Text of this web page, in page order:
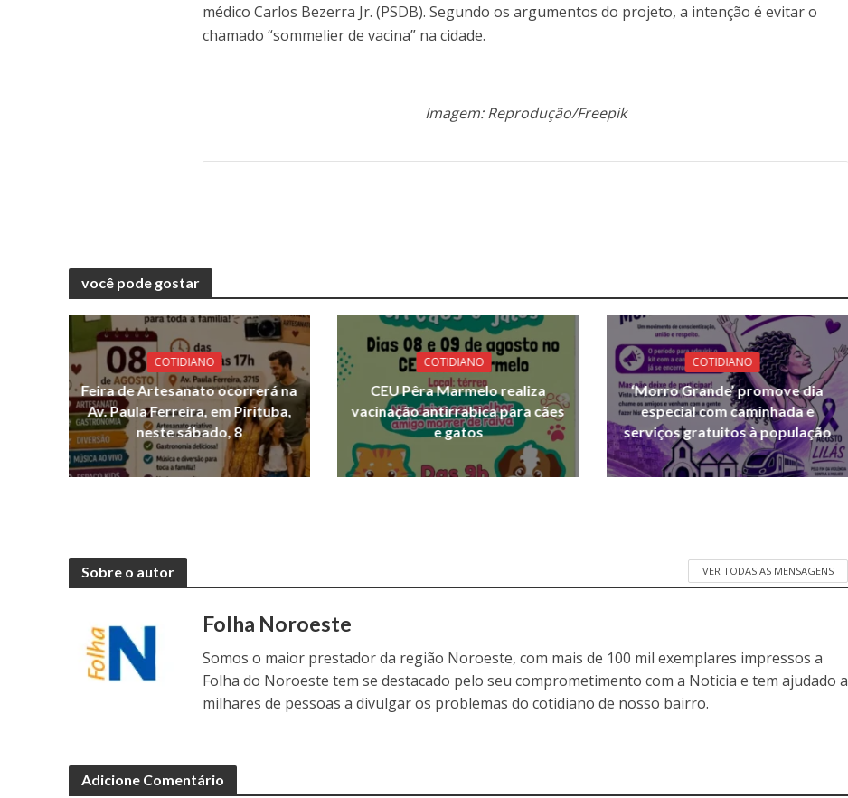
médico Carlos Bezerra Jr. (PSDB). Segundo os argumentos do projeto, a intenção é evitar o
chamado “sommelier de vacina” na cidade.
Imagem: Reprodução/Freepik
você pode gostar
COTIDIANO
Feira de Artesanato ocorrerá na
Av. Paula Ferreira, em Pirituba,
neste sábado, 8
COTIDIANO
CEU Pêra Marmelo realiza
vacinação antirrabica para cães
e gatos
COTIDIANO
‘Morro Grande’ promove dia
especial com caminhada e
serviços gratuitos à população
Sobre o autor VER TODAS AS MENSAGENS
Folha Noroeste
Somos o maior prestador da região Noroeste, com mais de 100 mil exemplares impressos a
Folha do Noroeste tem se destacado pelo seu comprometimento com a Noticia e tem ajudado a
milhares de pessoas a divulgar os problemas do cotidiano de nosso bairro.
Adicione Comentário